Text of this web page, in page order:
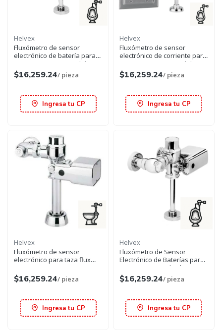
Helvex
Fluxómetro de sensor
electrónico de batería para
mingitorio cromo spud de 19
mm
$16,259.24/ pieza
Ingresa tu CP
Helvex
Fluxómetro de sensor
electrónico de corriente para
mingitorio cromo spud de 19
mm
$16,259.24/ pieza
Ingresa tu CP
Helvex
Fluxómetro de sensor
electrónico para taza flux
$16,259.24/ pieza
Ingresa tu CP
Helvex
Fluxómetro de Sensor
Electrónico de Baterías para
Mingitorio 1L Acabado Cromo
Helvex
$16,259.24/ pieza
Ingresa tu CP